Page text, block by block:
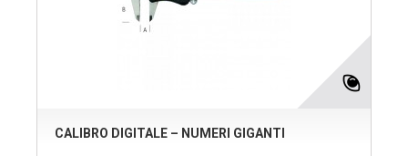
CALIBRO DIGITALE – NUMERI GIGANTI